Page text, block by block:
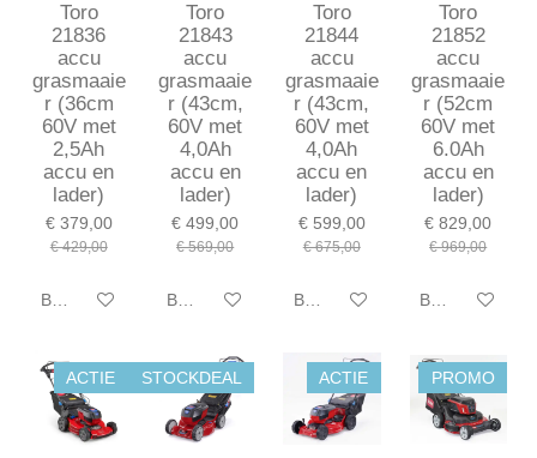
Toro
21836
accu
grasmaaie
r (36cm
60V met
2,5Ah
accu en
lader)
€ 379,00
€ 429,00
Bekijk details
Toro
21843
accu
grasmaaie
r (43cm,
60V met
4,0Ah
accu en
lader)
€ 499,00
€ 569,00
Bekijk details
Toro
21844
accu
grasmaaie
r (43cm,
60V met
4,0Ah
accu en
lader)
€ 599,00
€ 675,00
Bekijk details
Toro
21852
accu
grasmaaie
r (52cm
60V met
6.0Ah
accu en
lader)
€ 829,00
€ 969,00
Bekijk details
ACTIE STOCKDEAL ACTIE PROMO